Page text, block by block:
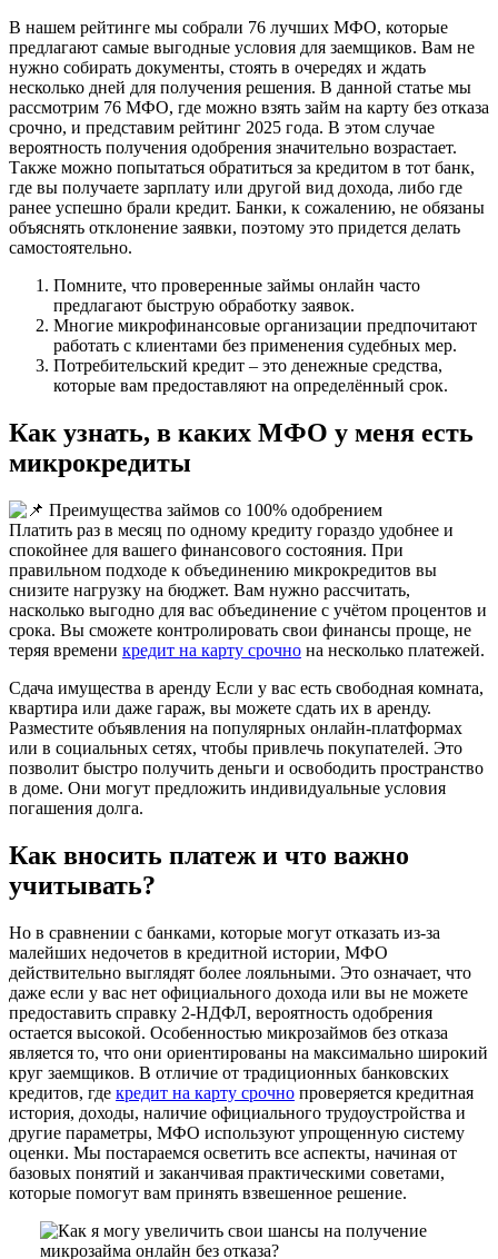
В нашем рейтинге мы собрали 76 лучших МФО, которые
предлагают самые выгодные условия для заемщиков. Вам не
нужно собирать документы, стоять в очередях и ждать
несколько дней для получения решения. В данной статье мы
рассмотрим 76 МФО, где можно взять займ на карту без отказа
срочно, и представим рейтинг 2025 года. В этом случае
вероятность получения одобрения значительно возрастает.
Также можно попытаться обратиться за кредитом в тот банк,
где вы получаете зарплату или другой вид дохода, либо где
ранее успешно брали кредит. Банки, к сожалению, не обязаны
объяснять отклонение заявки, поэтому это придется делать
самостоятельно.
Помните, что проверенные займы онлайн часто
предлагают быструю обработку заявок.
Многие микрофинансовые организации предпочитают
работать с клиентами без применения судебных мер.
Потребительский кредит – это денежные средства,
которые вам предоставляют на определённый срок.
Как узнать, в каких МФО у меня есть
микрокредиты
Платить раз в месяц по одному кредиту гораздо удобнее и
спокойнее для вашего финансового состояния. При
правильном подходе к объединению микрокредитов вы
снизите нагрузку на бюджет. Вам нужно рассчитать,
насколько выгодно для вас объединение с учётом процентов и
срока. Вы сможете контролировать свои финансы проще, не
теряя времени кредит на карту срочно на несколько платежей.
Сдача имущества в аренду Если у вас есть свободная комната,
квартира или даже гараж, вы можете сдать их в аренду.
Разместите объявления на популярных онлайн-платформах
или в социальных сетях, чтобы привлечь покупателей. Это
позволит быстро получить деньги и освободить пространство
в доме. Они могут предложить индивидуальные условия
погашения долга.
Как вносить платеж и что важно
учитывать?
Но в сравнении с банками, которые могут отказать из-за
малейших недочетов в кредитной истории, МФО
действительно выглядят более лояльными. Это означает, что
даже если у вас нет официального дохода или вы не можете
предоставить справку 2-НДФЛ, вероятность одобрения
остается высокой. Особенностью микрозаймов без отказа
является то, что они ориентированы на максимально широкий
круг заемщиков. В отличие от традиционных банковских
кредитов, где кредит на карту срочно проверяется кредитная
история, доходы, наличие официального трудоустройства и
другие параметры, МФО используют упрощенную систему
оценки. Мы постараемся осветить все аспекты, начиная от
базовых понятий и заканчивая практическими советами,
которые помогут вам принять взвешенное решение.